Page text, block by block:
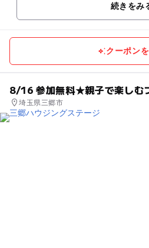
続きをみ
クーポン
8/16 参加無料★親子で楽しむ
埼玉県三郷市